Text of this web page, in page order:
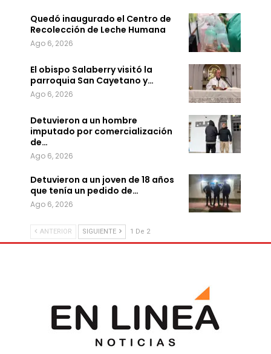
Quedó inaugurado el Centro de
Recolección de Leche Humana
Ago 6, 2026
El obispo Salaberry visitó la
parroquia San Cayetano y…
Ago 6, 2026
Detuvieron a un hombre
imputado por comercialización
de…
Ago 6, 2026
Detuvieron a un joven de 18 años
que tenía un pedido de…
Ago 6, 2026
ANTERIOR SIGUIENTE 1 De 2